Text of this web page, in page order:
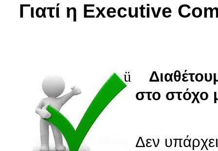
Γιατί η Executive
ü
στο στόχο
Δεν